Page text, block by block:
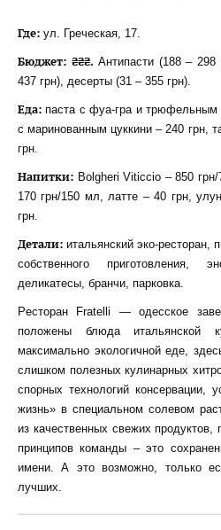
Где: ул. Греческая, 17.
Бюджет: ₴₴₴. Антипасти (188 –
437 грн), десерты (31 – 355 грн).
Еда: паста с фуа-гра и трюфельным
с маринованным цуккини – 240 грн,
грн.
Напитки: Bolgheri Viticcio – 850
170 грн/150 мл, латте – 40 грн,
грн.
Детали: итальянский эко-ресторан,
собственного приготовления,
деликатесы, бранчи, парковка.
Pесторан Fratelli — одесское
положены блюда итальянской
максимально экологичной еде,
слишком полезных кулинарных
спорных технологий консервации,
жизнь» в специальном солевом
из качественных свежих
принципов команды – это
имени. А это возможно, только
лучших.